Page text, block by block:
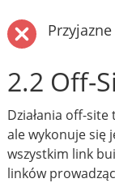
2.2 Off-
Działania off-
ale wykonuje się
wszystkim link
linków